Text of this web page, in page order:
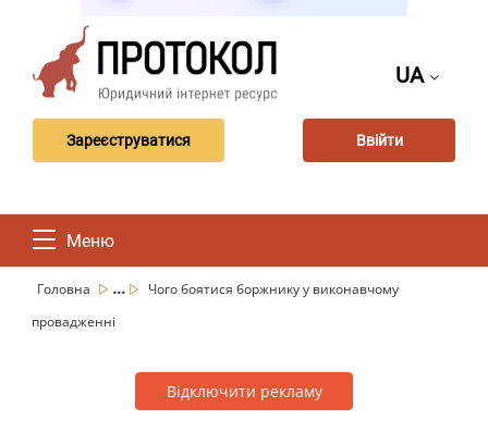
UA
Зареєструватися Ввійти
Меню
Головна ...
Чого боятися боржнику у виконавчому
провадженні
Відключити рекламу